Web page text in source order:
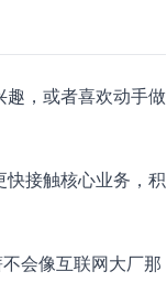
趣，或者喜欢动手做
接触核心业务，积
会像互联网大厂那